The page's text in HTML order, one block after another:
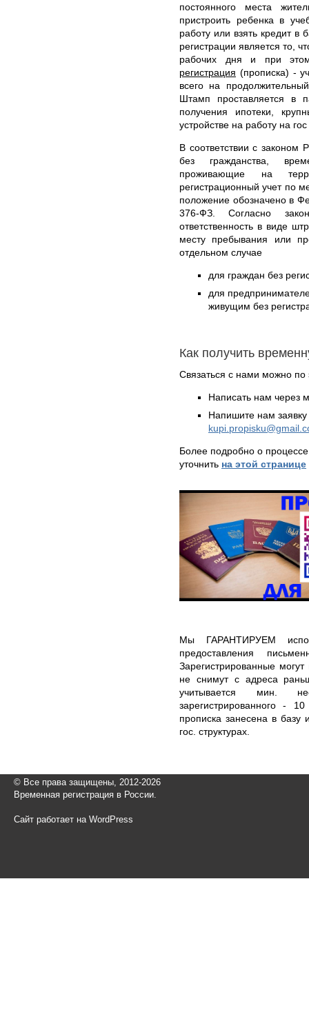
постоянного места
пристроить ребенка в
работу или взять кредит
регистрации является то,
рабочих дня и при
регистрация (прописка) -
всего на
Штамп проставляется в
получения ипотеки,
устройстве на работу на
В соответствии с
без гражданства,
проживающие на
регистрационный учет по
положение обозначено в
376-ФЗ. Согласно
ответственность в виде
месту пребывания или
отдельном случае
для граждан без
для
живущим без
Как получить
Связаться с нами можно по
Написать нам через
Напишите нам
Более подробно о
уточнить на этой странице
Мы ГАРАНТИРУЕМ
предоставления
Зарегистрированные
не снимут с адреса
учитывается мин.
зарегистрированного -
прописка занесена в базу
гос. структурах.
© Все права защищены, 2012-2026
Временная регистрация в России.
Сайт работает на WordPress